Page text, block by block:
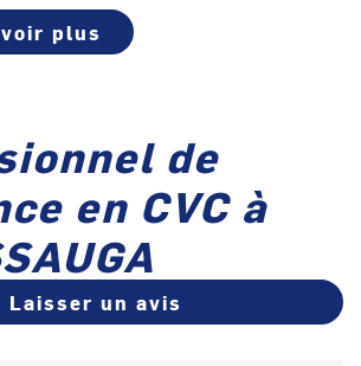
plus
de
en CVC à
Laisser un avis